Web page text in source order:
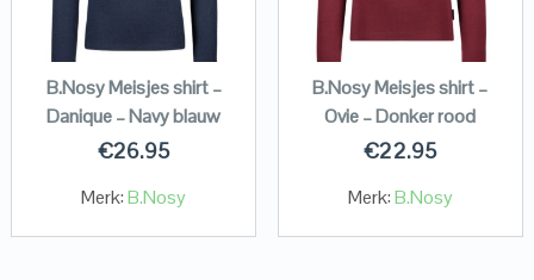
B.Nosy Meisjes shirt –
Danique – Navy blauw
€26.95
Merk:B.Nosy
B.Nosy Meisjes shirt –
Ovie – Donker rood
€22.95
Merk:B.Nosy